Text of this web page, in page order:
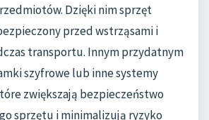
Dzięki nim sprzęt
przed wstrząsami i
transportu. Innym przydatnym
szyfrowe lub inne systemy
zwiększają bezpieczeństwo
sprzętu i minimalizują ryzyko